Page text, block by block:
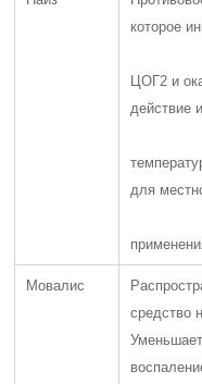
которое
ЦОГ2 и
действие
для
Мовалис
средство